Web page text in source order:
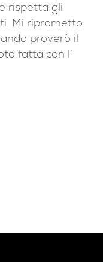
rispetta gli
Mi riprometto
proverò il
fatta con l’